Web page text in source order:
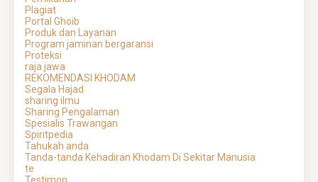
Plagiat
Portal Ghoib
Produk dan Layanan
Program jaminan bergaransi
Proteksi
raja jawa
REKOMENDASI KHODAM
Segala Hajad
sharing ilmu
Sharing Pengalaman
Spesialis Trawangan
Spiritpedia
Tahukah anda
Tanda-tanda Kehadiran Khodam Di Sekitar Manusia
te